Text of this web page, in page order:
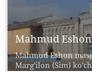
Mahmud
Mahmud Eshon
Mаrg'ilon (Sim)